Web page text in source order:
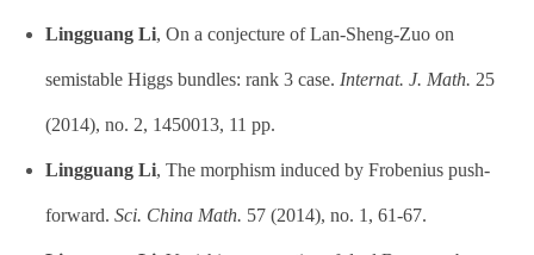
Lingguang Li, On a conjecture of Lan-Sheng-Zuo on
semistable Higgs bundles: rank 3 case. Internat. J. Math. 25
(2014), no. 2, 1450013, 11 pp.
Lingguang Li, The morphism induced by Frobenius push-
forward. Sci. China Math. 57 (2014), no. 1, 61-67.